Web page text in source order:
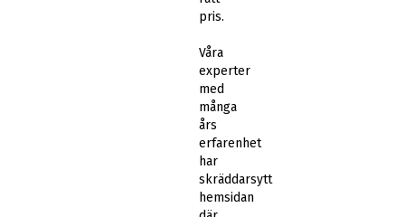
pris.
Våra
experter
med
många
års
erfarenhet
har
skräddarsytt
hemsidan